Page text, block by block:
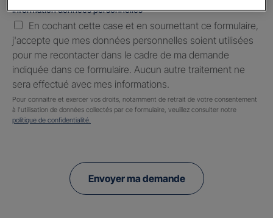
Information données personnelles*
En cochant cette case et en soumettant ce formulaire,
j'accepte que mes données personnelles soient utilisées
pour me recontacter dans le cadre de ma demande
indiquée dans ce formulaire. Aucun autre traitement ne
sera effectué avec mes informations.
Pour connaitre et exercer vos droits, notamment de retrait de votre consentement
à l'utilisation de données collectés par ce formulaire, veuillez consulter notre
politique de confidentialité.
Envoyer ma demande